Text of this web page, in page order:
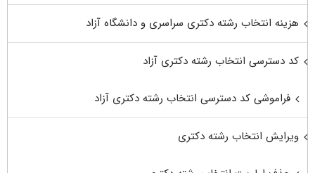
هزینه انتخاب رشته دکتری سراسری و دانشگاه آزاد
کد دسترسی انتخاب رشته دکتری آزاد
فراموشی کد دسترسی انتخاب رشته دکتری آزاد
ویرایش انتخاب رشته دکتری